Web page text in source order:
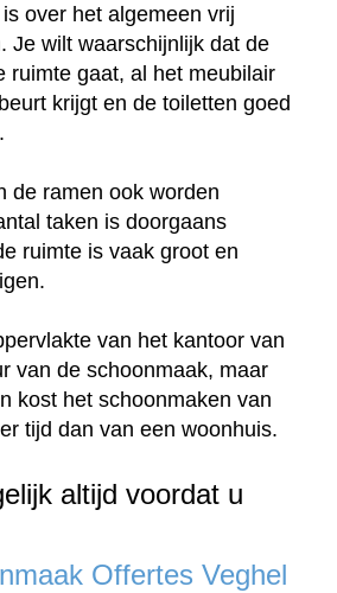
over het algemeen vrij
Je wilt waarschijnlijk dat de
ruimte gaat, al het meubilair
krijgt en de toiletten goed
de ramen ook worden
taken is doorgaans
ruimte is vaak groot en
van het kantoor van
van de schoonmaak, maar
kost het schoonmaken van
tijd dan van een woonhuis.
altijd voordat u
Offertes Veghel